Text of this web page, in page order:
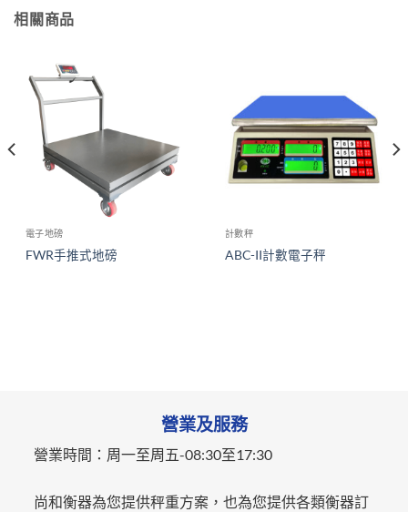
相關商品
電子地磅
FWR手推式地磅
計數秤
ABC-II計數電子秤
營業及服務
營業時間： 周一至周五-08:30至17:30
尚和衡器為您提供秤重方案，也為您提供各類衡器訂